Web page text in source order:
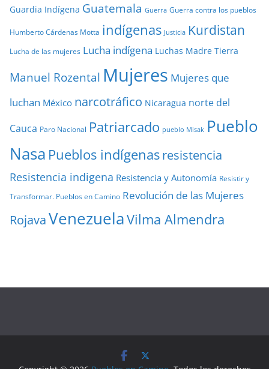
Guardia Indígena Guatemala Guerra Guerra contra los pueblos
Humberto Cárdenas Motta indígenas Justicia Kurdistan
Lucha de las mujeres Lucha indígena Luchas Madre Tierra
Manuel Rozental Mujeres Mujeres que
luchan México narcotráfico Nicaragua norte del
Cauca Paro Nacional Patriarcado pueblo Misak Pueblo
Nasa Pueblos indígenasresistencia
Resistencia indigena Resistencia y Autonomía Resistir y
Transformar. Pueblos en Camino Revolución de las Mujeres
RojavaVenezuelaVilma Almendra